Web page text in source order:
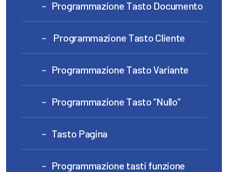
Programmazione Tasto Documento
Programmazione Tasto Cliente
Programmazione Tasto Variante
Programmazione Tasto “Nullo”
Tasto Pagina
Programmazione tasti funzione